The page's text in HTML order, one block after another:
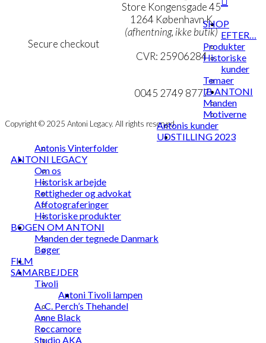
varesiden
Secure checkout
Store Kongensgade 45
1264 København K
(afhentning, ikke butik)
CVR: 25906284
mail@ibantoni.com
0045 2749 8777
Copyright © 2025 Antoni Legacy. All rights reserved
SHOP
EFTER…
Produkter
Historiske
kunder
Temaer
IB ANTONI
Manden
Motiverne
Antonis kunder
UDSTILLING 2023
Antonis Vinterfolder
ANTONI LEGACY
Om os
Historisk arbejde
Rettigheder og advokat
Affotograferinger
Historiske produkter
BOGEN OM ANTONI
Manden der tegnede Danmark
Bøger
FILM
SAMARBEJDER
Tivoli
Antoni Tivoli lampen
A. C. Perch’s Thehandel
Anne Black
Roccamore
Studio AKA